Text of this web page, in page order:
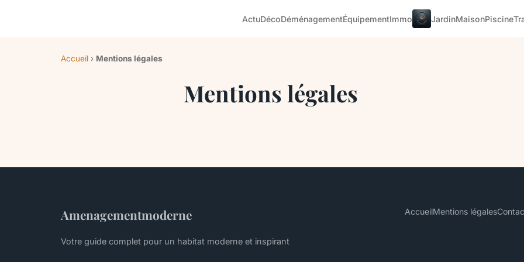
ActuDécoDéménagementÉquipementImmo JardinMaisonPiscine
Accueil › Mentions légales
Mentions légales
Amenagementmoderne
Votre guide complet pour un habitat moderne et inspirant
AccueilMentions légales